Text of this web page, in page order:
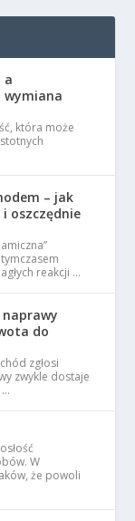
a
wymiana
która może
– jak
i oszczędnie
reakcji …
naprawy
do
zgłosi
zwykle dostaje
…
W
że powoli